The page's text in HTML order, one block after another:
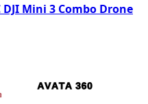
DJI Mini 3 Combo Drone